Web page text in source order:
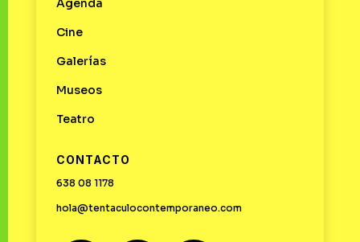
Agenda
Cine
Galerías
Museos
Teatro
CONTACTO
638 08 1178
hola@tentaculocontemporaneo.com